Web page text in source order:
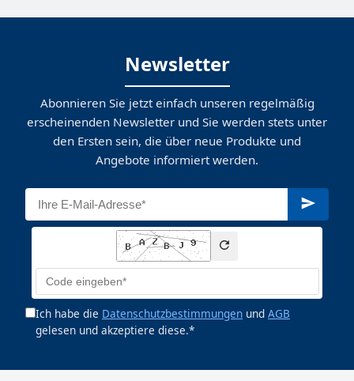
Newsletter
Abonnieren Sie jetzt einfach unseren regelmäßig
erscheinenden Newsletter und Sie werden stets unter
den Ersten sein, die über neue Produkte und
Angebote informiert werden.
Ich habe die Datenschutzbestimmungen und AGB
gelesen und akzeptiere diese.*